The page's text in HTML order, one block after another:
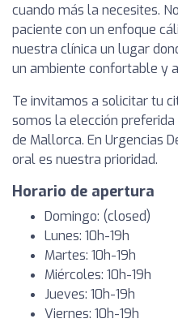
cuando más la necesites.
paciente con un enfoque
nuestra clínica un lugar
un ambiente confortable y
Te invitamos a solicitar tu
somos la elección
de Mallorca. En Urgencias
oral es nuestra prioridad.
Horario de apertura
Domingo: (closed)
Lunes: 10h-19h
Martes: 10h-19h
Miércoles: 10h-19h
Jueves: 10h-19h
Viernes: 10h-19h